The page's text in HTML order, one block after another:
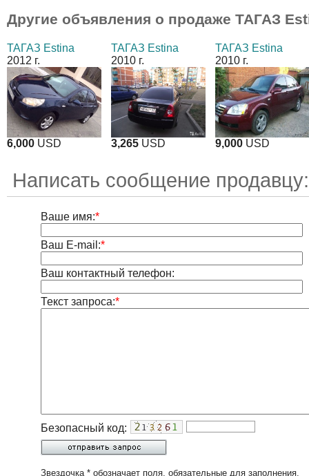
Другие объявления о продаже ТАГАЗ
ТАГАЗ Estina
2012 г.
6,000 USD
ТАГАЗ Estina
2010 г.
3,265 USD
ТАГАЗ Estina
2010 г.
9,000 USD
Написать сообщение
Ваше имя:*
Ваш E-mail:*
Ваш контактный телефон:
Текст запроса:*
Безопасный код:
Звездочка * обозначает поля, обязательные для заполнения.